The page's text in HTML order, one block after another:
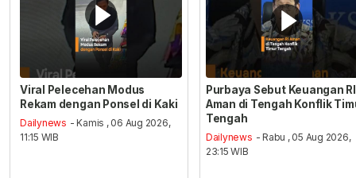
Viral Pelecehan Modus
Rekam dengan Ponsel di Kaki
Dailynews - Kamis , 06 Aug 2026,
11:15 WIB
Purbaya Sebut Keuangan RI
Aman di Tengah Konflik
Tengah
Dailynews - Rabu , 05 Aug 2026,
23:15 WIB